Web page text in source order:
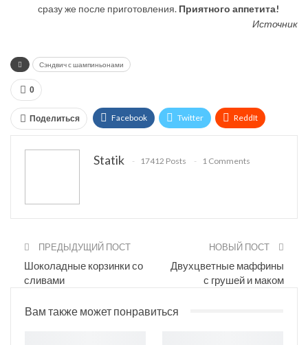
сразу же после приготовления. Приятного аппетита!
Источник
Сэндвич с шампиньонами
0
Поделиться Facebook Twitter ReddIt
Statik 17412 Posts 1 Comments
ПРЕДЫДУЩИЙ ПОСТ
Шоколадные корзинки со
сливами
НОВЫЙ ПОСТ
Двухцветные маффины
с грушей и маком
Вам также может понравиться